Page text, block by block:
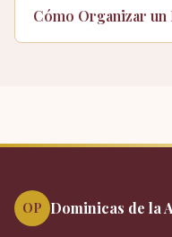
Cómo Organizar un
OP Dominicas de la